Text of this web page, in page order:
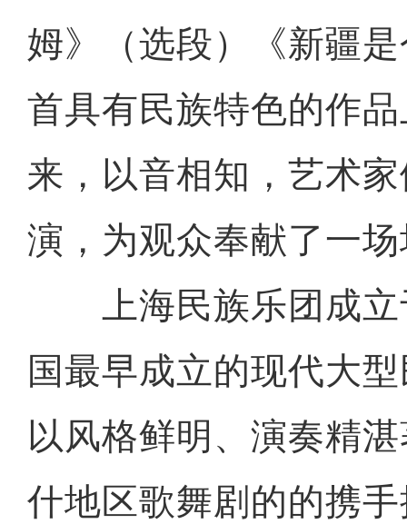
姆》（选段）《新疆
首具有民族特色的作
来，以音相知，艺术
演，为观众奉献了一
上海民族乐团成立
国最早成立的现代大
以风格鲜明、演奏精
什地区歌舞剧的的携